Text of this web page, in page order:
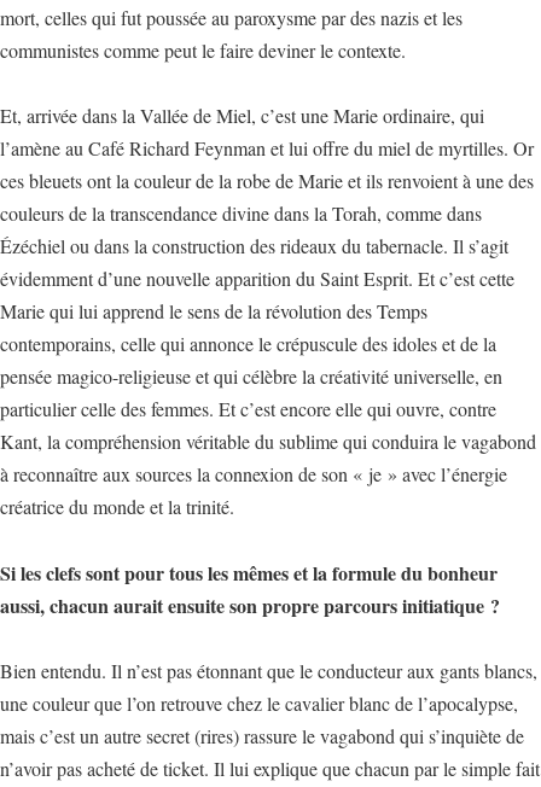
mort, celles qui fut poussée au paroxysme par des nazis et les
communistes comme peut le faire deviner le contexte.
Et, arrivée dans la Vallée de Miel, c’est une Marie ordinaire, qui
l’amène au Café Richard Feynman et lui offre du miel de myrtilles. Or
ces bleuets ont la couleur de la robe de Marie et ils renvoient à une des
couleurs de la transcendance divine dans la Torah, comme dans
Ézéchiel ou dans la construction des rideaux du tabernacle. Il s’agit
évidemment d’une nouvelle apparition du Saint Esprit. Et c’est cette
Marie qui lui apprend le sens de la révolution des Temps
contemporains, celle qui annonce le crépuscule des idoles et de la
pensée magico-religieuse et qui célèbre la créativité universelle, en
particulier celle des femmes. Et c’est encore elle qui ouvre, contre
Kant, la compréhension véritable du sublime qui conduira le vagabond
à reconnaître aux sources la connexion de son « je » avec l’énergie
créatrice du monde et la trinité.
Si les clefs sont pour tous les mêmes et la formule du bonheur
aussi, chacun aurait ensuite son propre parcours initiatique ?
Bien entendu. Il n’est pas étonnant que le conducteur aux gants blancs,
une couleur que l’on retrouve chez le cavalier blanc de l’apocalypse,
mais c’est un autre secret (rires) rassure le vagabond qui s’inquiète de
n’avoir pas acheté de ticket. Il lui explique que chacun par le simple fait